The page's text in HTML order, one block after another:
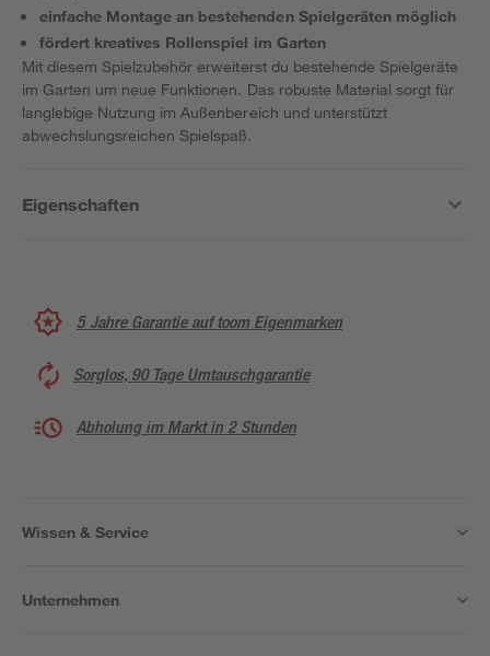
einfache Montage an bestehenden Spielgeräten möglich
fördert kreatives Rollenspiel im Garten
Mit diesem Spielzubehör erweiterst du bestehende Spielgeräte
im Garten um neue Funktionen. Das robuste Material sorgt für
langlebige Nutzung im Außenbereich und unterstützt
abwechslungsreichen Spielspaß.
Eigenschaften
5 Jahre Garantie auf toom Eigenmarken
Sorglos, 90 Tage Umtauschgarantie
Abholung im Markt in 2 Stunden
Wissen & Service
Unternehmen